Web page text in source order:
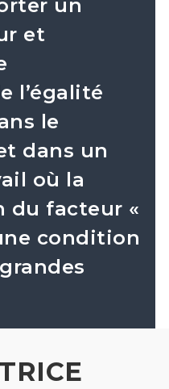
un
et
l’égalité
le
dans un
où la
du facteur «
condition